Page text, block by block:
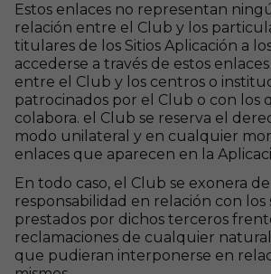
Estos enlaces no representan
relación entre el Club y los
titulares de los Sitios Aplicación a
accederse a través de estos
entre el Club y los centros o
patrocinados por el Club o con los
colabora. el Club se reserva el
modo unilateral y en cualquier
enlaces que aparecen en la
En todo caso, el Club se exonera
responsabilidad en relación con los
prestados por dichos terceros
reclamaciones de cualquier
que pudieran interponerse en